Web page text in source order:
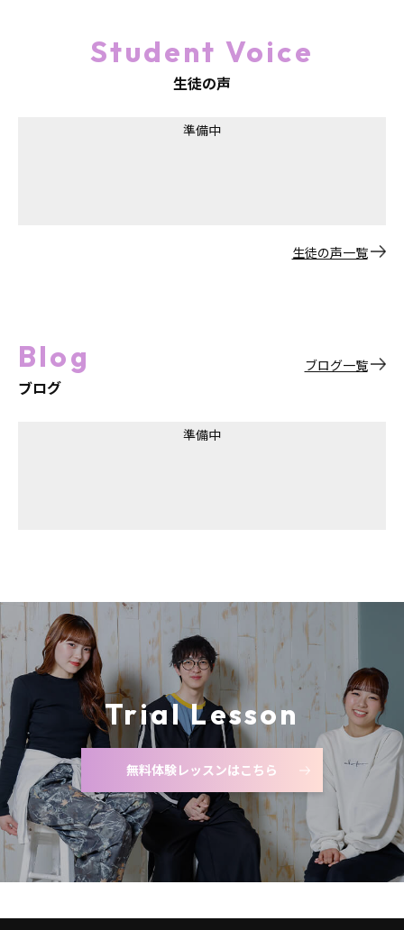
Student Voice
生徒の声
準備中
生徒の声一覧
Blog
ブログ
ブログ一覧
準備中
Trial Lesson
無料体験レッスンはこちら